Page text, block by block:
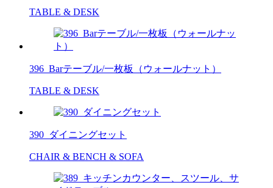
TABLE & DESK
396_Barテーブル/一枚板（ウォールナット）
TABLE & DESK
390_ダイニングセット
CHAIR & BENCH & SOFA